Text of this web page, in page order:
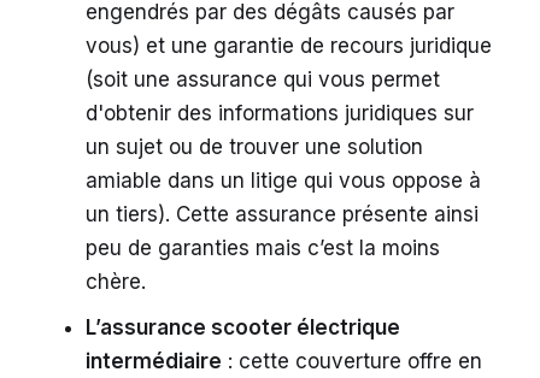
engendrés par des dégâts causés par
vous) et une garantie de recours juridique
(soit une assurance qui vous permet
d'obtenir des informations juridiques sur
un sujet ou de trouver une solution
amiable dans un litige qui vous oppose à
un tiers). Cette assurance présente ainsi
peu de garanties mais c’est la moins
chère.
L’assurance scooter électrique
intermédiaire : cette couverture offre en